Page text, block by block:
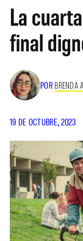
La
final
POR BRENDA
19 DE OCTUBRE, 2023